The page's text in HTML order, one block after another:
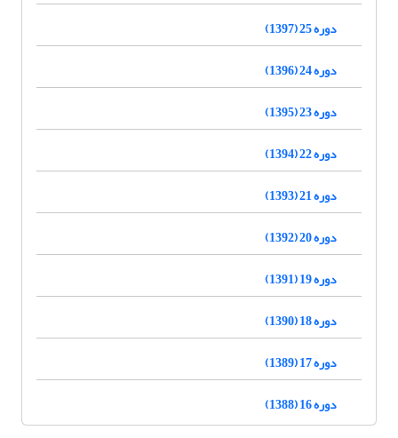
دوره 25 (1397)
دوره 24 (1396)
دوره 23 (1395)
دوره 22 (1394)
دوره 21 (1393)
دوره 20 (1392)
دوره 19 (1391)
دوره 18 (1390)
دوره 17 (1389)
دوره 16 (1388)